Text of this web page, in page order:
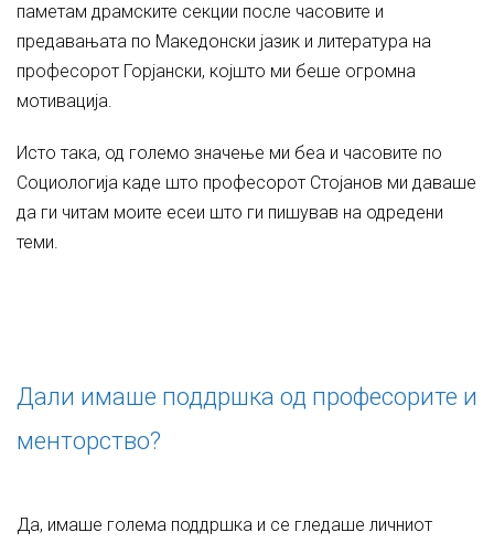
паметам драмските секции после часовите и
предавањата по Македонски јазик и литература на
професорот Горјански, којшто ми беше огромна
мотивација.
Исто така, од големо значење ми беа и часовите по
Социологија каде што професорот Стојанов ми даваше
да ги читам моите есеи што ги пишував на одредени
теми.
Дали имаше поддршка од професорите и
менторство?
Да, имаше голема поддршка и се гледаше личниот